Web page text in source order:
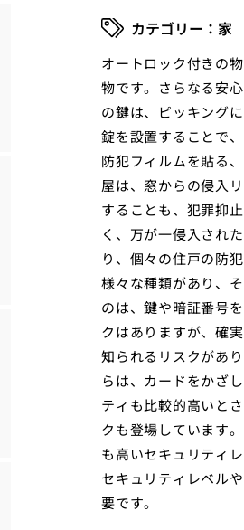
家
オートロック付きの
物です。さらなる安
の鍵は、ピッキング
錠を設置することで
防犯フィルムを貼る
屋は、窓からの侵入
することも、犯罪抑
く、万が一侵入され
り、個々の住戸の防
様々な種類があり、
のは、鍵や暗証番号
クはありますが、確
知られるリスクがあ
らは、カードをかざ
ティも比較的高いと
クも登場しています
も高いセキュリティ
セキュリティレベル
要です。